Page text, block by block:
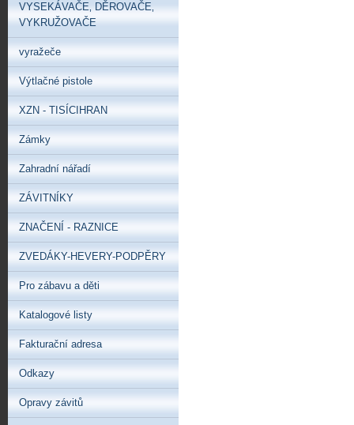
VYSEKÁVAČE‚ DĚROVAČE‚
VYKRUŽOVAČE
vyražeče
Výtlačné pistole
XZN - TISÍCIHRAN
Zámky
Zahradní nářadí
ZÁVITNÍKY
ZNAČENÍ - RAZNICE
ZVEDÁKY-HEVERY-PODPĚRY
Pro zábavu a děti
Katalogové listy
Fakturační adresa
Odkazy
Opravy závitů